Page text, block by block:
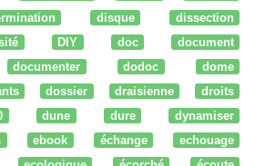
disque
dissection
DIY doc
document
documenter dodoc
dome
dossier draisienne
droits
dune dure
dynamiser
ebook échange
echouage